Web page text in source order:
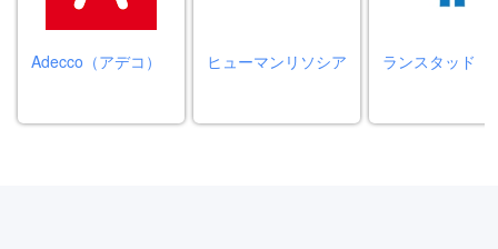
Adecco（アデコ） ヒューマンリソシア ランスタッド